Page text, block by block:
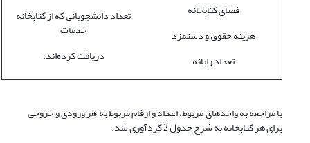
فضای کتابخانه
تعداد دانشجویانی که از کتابخانه
خدمات
دریافت کرده‌اند.
هزینه حقوق و دستمزد
تعداد رایانه
با مراجعه به واحدهای مربوط، اعداد و ارقام مربوط به هر ورودی و خروجی
برای هر کتابخانه به شرح جدول 2 گردآوری شد.